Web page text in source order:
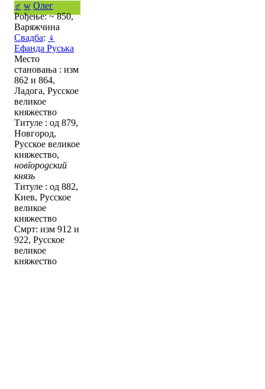
♂ w Олег
Рођење: ~ 850,
Варяжчина
Свадба: ♀
Ефанда Руська
Место
становања : изм
862 и 864,
Ладога, Русское
великое
княжество
Титуле : од 879,
Новгород,
Русское великое
княжество,
новгородский
князь
Титуле : од 882,
Киев, Русское
великое
княжество
Смрт: изм 912 и
922, Русское
великое
княжество